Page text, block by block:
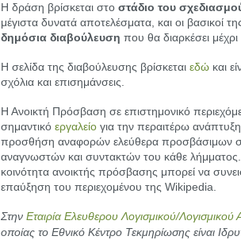
Η δράση βρίσκεται στο στάδιο του
μέγιστα δυνατά αποτελέσματα, και οι βασικοί
δημόσια διαβούλευση που θα διαρκέσει μέχρι
Η σελίδα της διαβούλευσης βρίσκεται εδώ και
σχόλια και επισημάνσεις.
Η Ανοικτή Πρόσβαση σε επιστημονικό
σημαντικό εργαλείο για την περαιτέρω
προσθήση αναφορών ελεύθερα προσβάσιμων
αναγνωστών και συντακτών του κάθε
κοινότητα ανοικτής πρόσβασης μπορεί να
επαύξηση του περιεχομένου της Wikipedia.
Στην Εταιρία Ελευθερου Λογισμικού/Λογισμικού
οποίας το Εθνικό Κέντρο Τεκμηρίωσης είναι